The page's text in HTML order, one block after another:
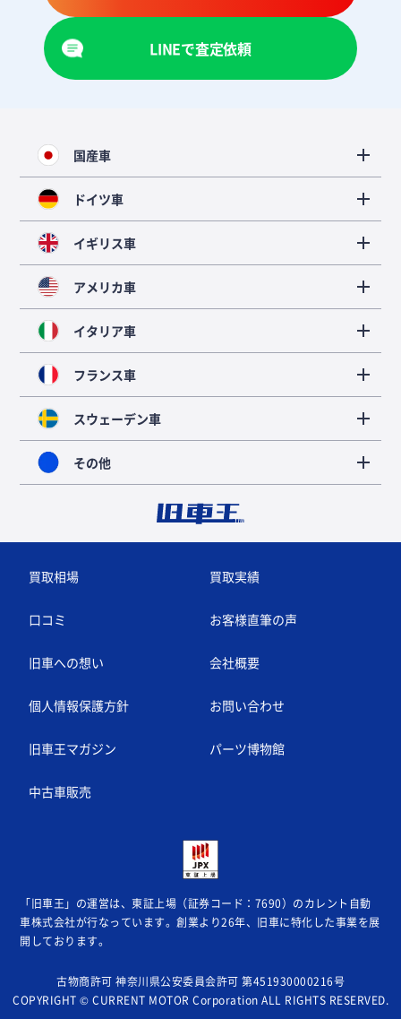
LINEで査定依頼
国産車
ドイツ車
イギリス車
アメリカ車
イタリア車
フランス車
スウェーデン車
その他
買取相場 買取実績
口コミ お客様直筆の声
旧車への想い 会社概要
個人情報保護方針 お問い合わせ
旧車王マガジン パーツ博物館
中古車販売
「旧車王」の運営は、東証上場（証券コード：7690）のカレント自動
車株式会社が行なっています。創業より26年、旧車に特化した事業を展
開しております。
古物商許可 神奈川県公安委員会許可 第451930000216号
COPYRIGHT © CURRENT MOTOR Corporation ALL RIGHTS RESERVED.